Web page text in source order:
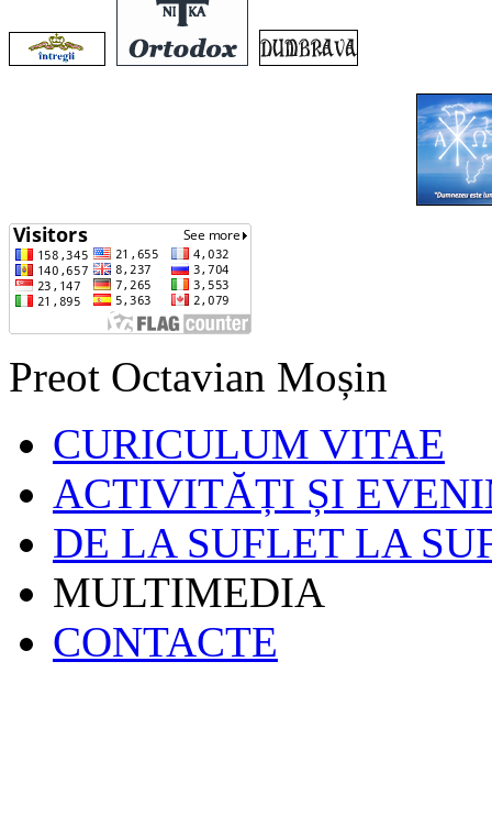
Preot Octavian Moșin
CURICULUM VITAE
ACTIVITĂȚI ȘI
DE LA SUFLET LA
MULTIMEDIA
CONTACTE